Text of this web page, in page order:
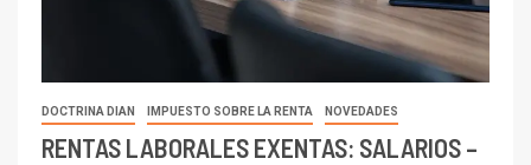
DOCTRINA DIAN IMPUESTO SOBRE LA RENTA NOVEDADES
RENTAS LABORALES EXENTAS: SALARIOS –